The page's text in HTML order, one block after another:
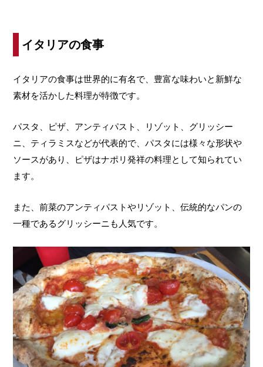
イタリアの食事
イタリアの食事は世界的に有名で、豊富な味わいと新鮮な
素材を活かした料理が特徴です。
パスタ、ピザ、アンティパスト、リゾット、グリッシー
ニ、ティラミスなどが代表的で、パスタには様々な形状や
ソースがあり、ピザはナポリ発祥の料理として知られてい
ます。
また、前菜のアンティパストやリゾット、伝統的なパンの
一種であるグリッシーニも人気です。